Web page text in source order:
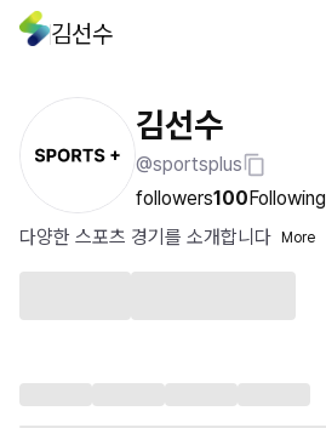
김선수
김선수
@sportsplus
followers100Following
다양한 스포츠 경기를 소개합니다
More